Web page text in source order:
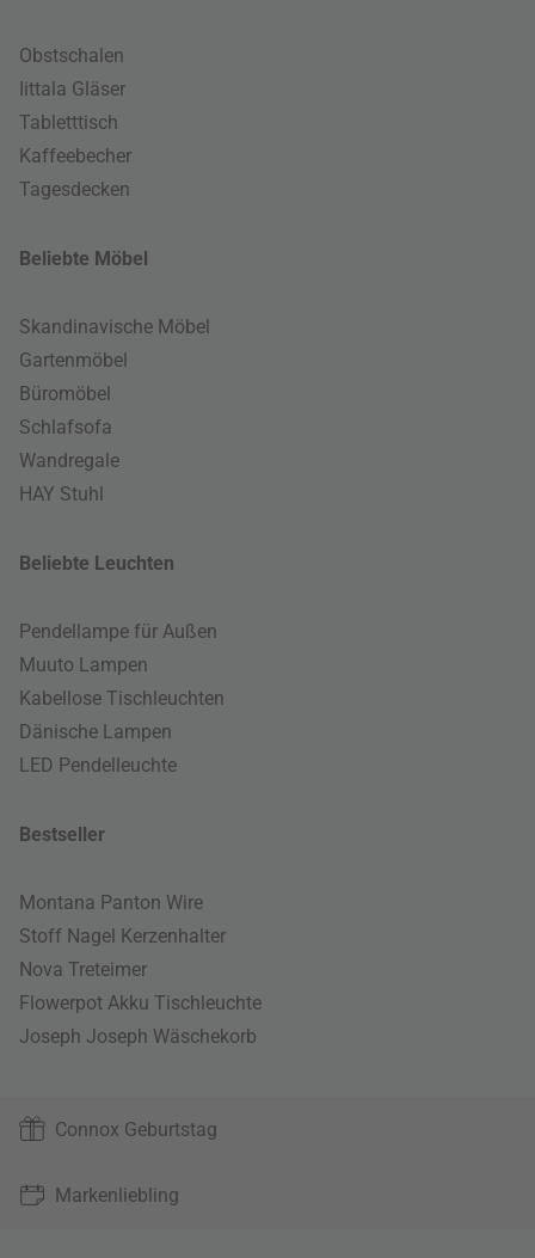
Obstschalen
Iittala Gläser
Tabletttisch
Kaffeebecher
Tagesdecken
Beliebte Möbel
Skandinavische Möbel
Gartenmöbel
Büromöbel
Schlafsofa
Wandregale
HAY Stuhl
Beliebte Leuchten
Pendellampe für Außen
Muuto Lampen
Kabellose Tischleuchten
Dänische Lampen
LED Pendelleuchte
Bestseller
Montana Panton Wire
Stoff Nagel Kerzenhalter
Nova Treteimer
Flowerpot Akku Tischleuchte
Joseph Joseph Wäschekorb
Connox Geburtstag
Markenliebling